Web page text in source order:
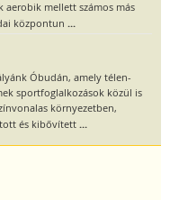
aerobik mellett számos más
központun ...
Óbudán, amely télen-
sportfoglalkozások közül is
környezetben,
és kibővített ...